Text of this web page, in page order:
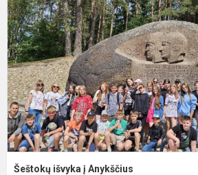
Šeštokų išvyka į Anykščius